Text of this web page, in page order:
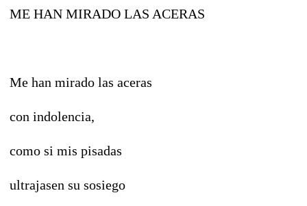
ME HAN MIRADO LAS ACERAS
Me han mirado las aceras
con indolencia,
como si mis pisadas
ultrajasen su sosiego